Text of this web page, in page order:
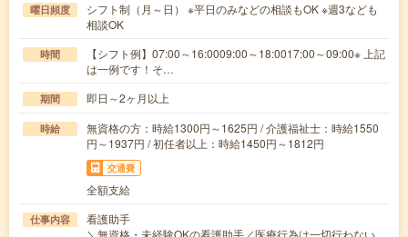
曜日頻度
シフト制（月～日） ※平日のみなどの相談もOK ※週3なども
相談OK
時間
【シフト例】07:00～16:0009:00～18:0017:00～09:00※ 上記
は一例です！そ…
期間 即日～2ヶ月以上
時給
無資格の方：時給1300円～1625円 / 介護福祉士：時給1550
円～1937円 / 初任者以上：時給1450円～1812円
交通費
全額支給
仕事内容
看護助手